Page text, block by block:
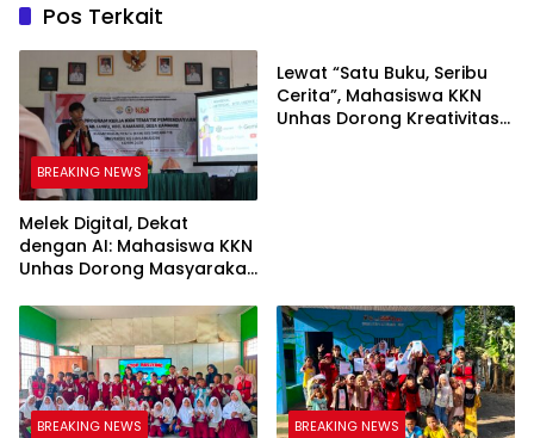
Pos Terkait
BREAKING NEWS
Melek Digital, Dekat
dengan AI: Mahasiswa KKN
Unhas Dorong Masyarakat
Digital yang Cerdas dan
Adaptif
Lewat “Satu Buku, Seribu
Cerita”, Mahasiswa KKN
Unhas Dorong Kreativitas
BREAKING NEWS BREAKING NEWS